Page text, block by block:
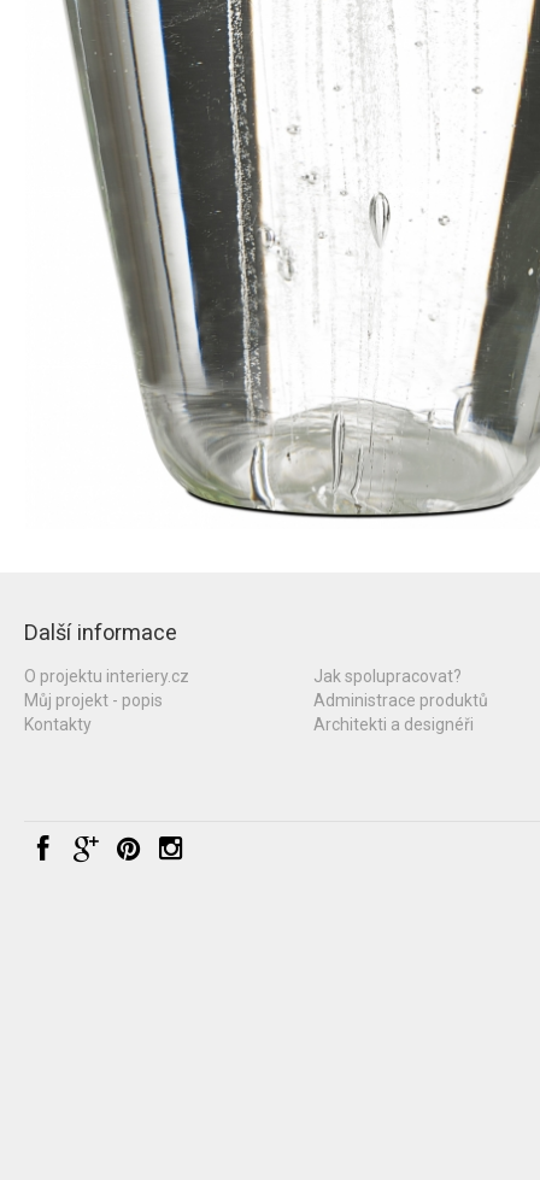
Další informace
O projektu interiery.cz
Můj projekt - popis
Kontakty
Jak spolupracovat?
Administrace produktů
Architekti a designéři